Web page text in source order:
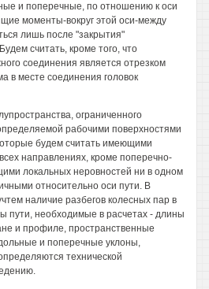
и поперечные, по отношению к оси
моменты-вокруг этой оси-между
лишь после "закрытия"
считать, кроме того, что
соединения является отрезком
в месте соединения головок
ограниченного
рабочими поверхностями
будем считать имеющими
направлениях, кроме поперечно-
локальных неровностей ни в одном
относительно оси пути. В
наличие разбегов колесных пар в
пути, необходимые в расчетах - длины
и профиле, пространственные
и поперечные уклоны,
технической